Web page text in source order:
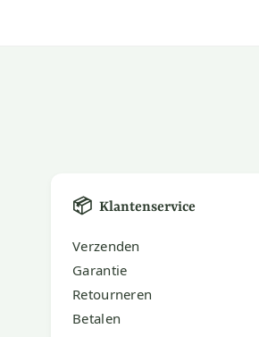
📦 Klantenservice
Verzenden
Garantie
Retourneren
Betalen